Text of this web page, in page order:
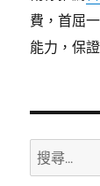
費，首屈
能力，保
搜
尋